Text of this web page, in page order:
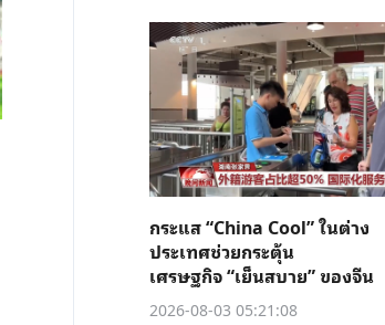
กระแส “China Cool” ในต่าง
ประเทศช่วยกระตุ้น
เศรษฐกิจ “เย็นสบาย” ของจีน
2026-08-03 05:21:08